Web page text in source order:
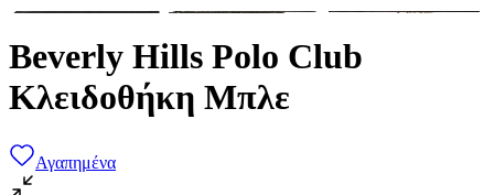
Beverly Hills Polo Club
Κλειδοθήκη Μπλε
Αγαπημένα